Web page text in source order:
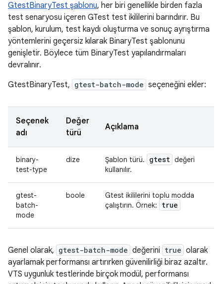
GtestBinaryTest şablonu, her biri genellikle birden fazla
test senaryosu içeren GTest test ikililerini barındırır. Bu
şablon, kurulum, test kaydı oluşturma ve sonuç ayrıştırma
yöntemlerini geçersiz kılarak BinaryTest şablonunu
genişletir. Böylece tüm BinaryTest yapılandırmaları
devralınır.
GtestBinaryTest, gtest-batch-mode seçeneğini ekler:
Seçenek
adı
Değer
türü
Açıklama
binary-
test-type
dize Şablon türü. gtest değeri
kullanılır.
gtest-
batch-
mode
boole
Gtest ikililerini toplu modda
çalıştırın. Örnek:
true
Genel olarak, gtest-batch-mode değerini true olarak
ayarlamak performansı artırırken güvenilirliği biraz azaltır.
VTS uygunluk testlerinde birçok modül, performansı